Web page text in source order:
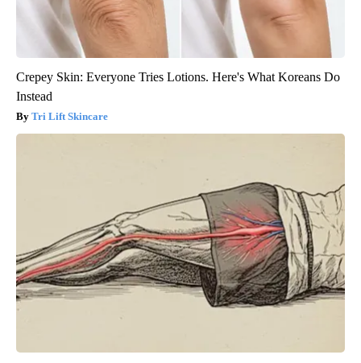
Crepey Skin: Everyone Tries Lotions. Here's What Koreans Do
Instead
Tri Lift Skincare